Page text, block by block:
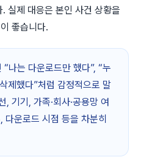
실제 대응은 본인 사건 상황을
좋습니다.
나는 다운로드만 했다”, “누
제했다”처럼 감정적으로 말
기기, 가족·회사·공용망 여
운로드 시점 등을 차분히